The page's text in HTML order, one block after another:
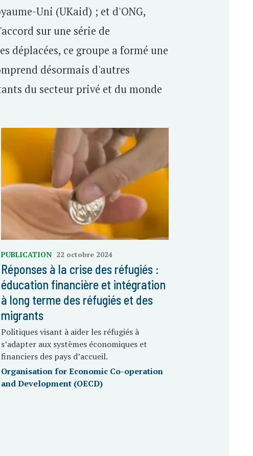
Uni (UKaid) ; et d'ONG,
sur une série de
déplacées, ce groupe a formé une
désormais d'autres
du secteur privé et du monde
PUBLICATION 22 octobre 2024
Réponses à la crise des réfugiés :
éducation financière et intégration
à long terme des réfugiés et des
migrants
Politiques visant à aider les réfugiés à
s’adapter aux systèmes économiques et
financiers des pays d’accueil.
Organisation for Economic Co-operation
and Development (OECD)